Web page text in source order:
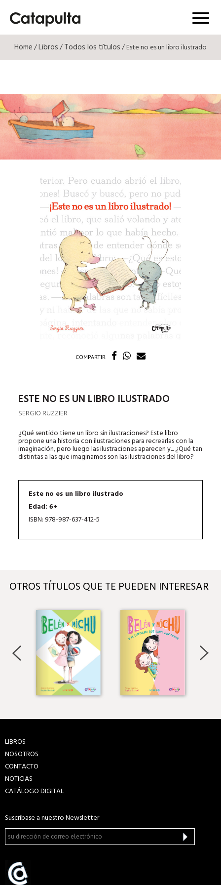
Menú
Home/Libros/Todos los títulos/ Este no es un libro ilustrado
COMPARTIR
ESTE NO ES UN LIBRO ILUSTRADO
SERGIO RUZZIER
¿Qué sentido tiene un libro sin ilustraciones? Este libro
propone una historia con ilustraciones para recrearlas con la
imaginación, pero luego las ilustraciones aparecen y... ¿Qué tan
distintas a las que imaginamos son las ilustraciones del libro?
Este no es un libro ilustrado
Edad: 6+
ISBN: 978-987-637-412-5
OTROS TÍTULOS QUE TE PUEDEN INTERESAR
LIBROS
NOSOTROS
CONTACTO
NOTICIAS
CATÁLOGO DIGITAL
Suscríbase a nuestro Newsletter